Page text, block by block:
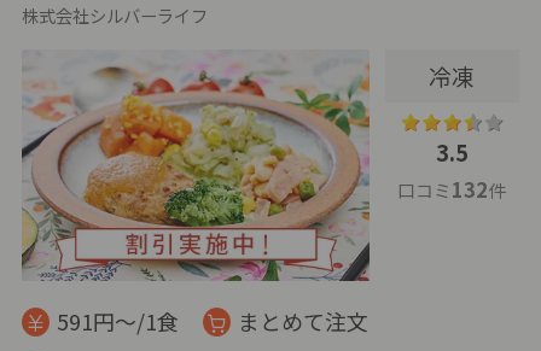
株式会社シルバーライフ
冷凍
3.5
口コミ132件
591円～/1食
まとめて注文